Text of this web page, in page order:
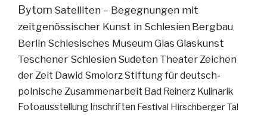
Bytom Satelliten – Begegnungen mit
zeitgenössischer Kunst in Schlesien Bergbau
Berlin Schlesisches MuseumGlas Glaskunst
Teschener Schlesien Sudeten TheaterZeichen
der Zeit Dawid SmolorzStiftung für deutsch-
polnische Zusammenarbeit Bad Reinerz Kulinarik
Fotoausstellung Inschriften Festival Hirschberger Tal